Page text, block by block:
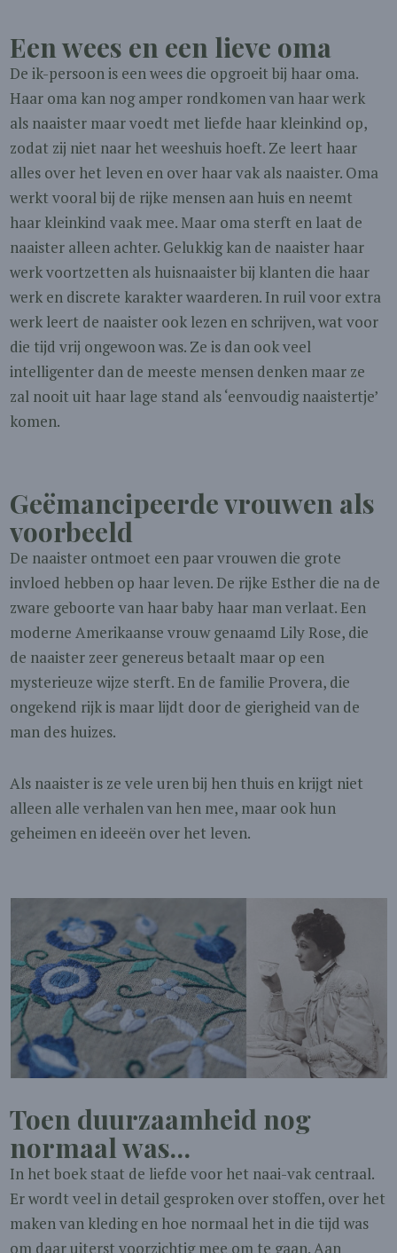
Een wees en een lieve oma
De ik-persoon is een wees die opgroeit bij haar oma.
Haar oma kan nog amper rondkomen van haar werk
als naaister maar voedt met liefde haar kleinkind op,
zodat zij niet naar het weeshuis hoeft. Ze leert haar
alles over het leven en over haar vak als naaister. Oma
werkt vooral bij de rijke mensen aan huis en neemt
haar kleinkind vaak mee. Maar oma sterft en laat de
naaister alleen achter. Gelukkig kan de naaister haar
werk voortzetten als huisnaaister bij klanten die haar
werk en discrete karakter waarderen. In ruil voor extra
werk leert de naaister ook lezen en schrijven, wat voor
die tijd vrij ongewoon was. Ze is dan ook veel
intelligenter dan de meeste mensen denken maar ze
zal nooit uit haar lage stand als ‘eenvoudig naaistertje’
komen.
Geëmancipeerde vrouwen als
voorbeeld
De naaister ontmoet een paar vrouwen die grote
invloed hebben op haar leven. De rijke Esther die na de
zware geboorte van haar baby haar man verlaat. Een
moderne Amerikaanse vrouw genaamd Lily Rose, die
de naaister zeer genereus betaalt maar op een
mysterieuze wijze sterft. En de familie Provera, die
ongekend rijk is maar lijdt door de gierigheid van de
man des huizes.
Als naaister is ze vele uren bij hen thuis en krijgt niet
alleen alle verhalen van hen mee, maar ook hun
geheimen en ideeën over het leven.
Toen duurzaamheid nog
normaal was…
In het boek staat de liefde voor het naai-vak centraal.
Er wordt veel in detail gesproken over stoffen, over het
maken van kleding en hoe normaal het in die tijd was
om daar uiterst voorzichtig mee om te gaan. Aan